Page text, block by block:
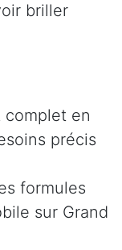
briller
en
précis
formules
sur Grand